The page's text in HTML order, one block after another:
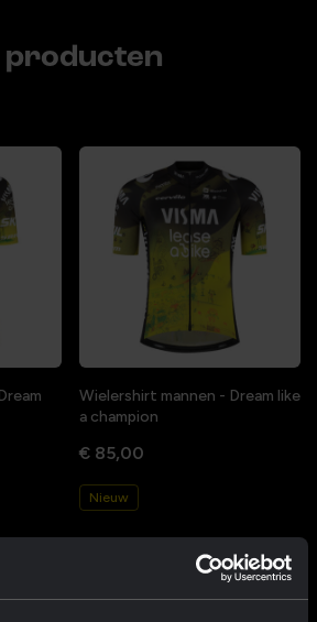
Wielershirt mannen - Dream like
a champion
€ 85,00
Nieuw